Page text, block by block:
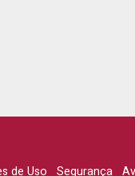
de Uso Segurança